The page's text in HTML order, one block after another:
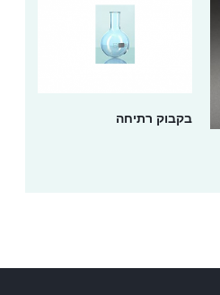
בקבוק רתיחה